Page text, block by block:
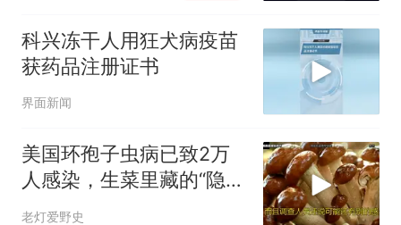
人生
科兴冻干人用狂犬病疫苗
获药品注册证书
界面新闻
美国环孢子虫病已致2万
人感染，生菜里藏的“隐形
杀手”该警惕
老灯爱野史